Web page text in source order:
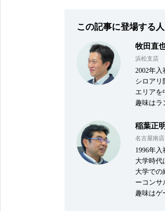
この記事に登場する人
牧田直
浜松支店
2002年入
シロアリ
エリアを
趣味はラ
稲葉正明
名古屋南
1996年入
大学時代
大学での
ーコンサ
趣味はゲ